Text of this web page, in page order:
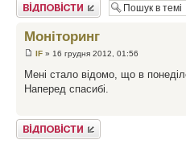
Відповісти
Монiторинг
IF » 16 грудня 2012, 01:56
Мені стало відомо, що в
Наперед спасибі.
Відповісти